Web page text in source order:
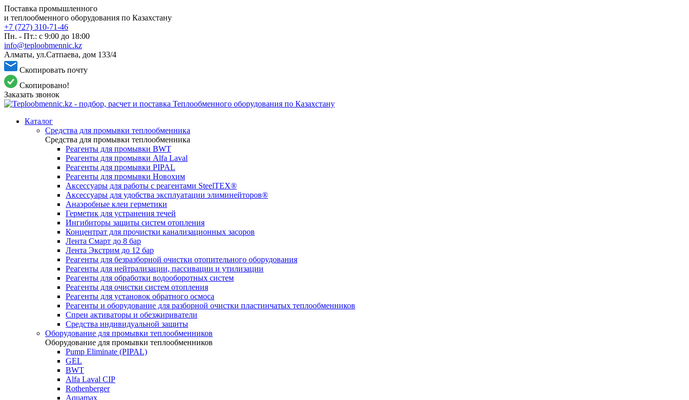
Поставка промышленного
и теплообменного оборудования по Казахстану
+7 (727) 310-71-46
Пн. - Пт.: с 9:00 до 18:00
info@teploobmennic.kz
Алматы, ул.Сатпаева, дом 133/4
Скопировать почту
Скопировано!
Заказать звонок
Каталог
Средства для промывки теплообменника
Средства для промывки теплообменника
Реагенты для промывки BWT
Реагенты для промывки Alfa Laval
Реагенты для промывки PIPAL
Реагенты для промывки Новохим
Аксессуары для работы с реагентами SteelTEX®
Аксессуары для удобства эксплуатации элиминейторов®
Анаэробные клеи герметики
Герметик для устранения течей
Ингибиторы защиты систем отопления
Концентрат для прочистки канализационных засоров
Лента Смарт до 8 бар
Лента Экстрим до 12 бар
Реагенты для безразборной очистки отопительного оборудования
Реагенты для нейтрализации, пассивации и утилизации
Реагенты для обработки водооборотных систем
Реагенты для очистки систем отопления
Реагенты для установок обратного осмоса
Реагенты и оборудование для разборной очистки пластинчатых теплообменников
Спреи активаторы и обезжириватели
Средства индивидуальной защиты
Оборудование для промывки теплообменников
Оборудование для промывки теплообменников
Pump Eliminate (PIPAL)
GEL
BWT
Alfa Laval CIP
Rothenberger
Aquamax